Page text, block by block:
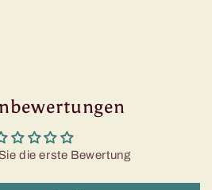
die erste Bewertung